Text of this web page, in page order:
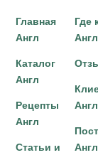
Главная
Англ
Каталог
Англ
Рецепты
Англ
Статьи и
Где
Англ
Англ
Англ